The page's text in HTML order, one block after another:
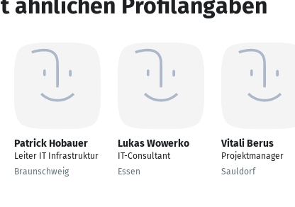
ähnlichen Profilangaben
Patrick Hobauer
Leiter IT Infrastruktur
Braunschweig
Lukas Wowerko
IT-Consultant
Essen
Vitali Berus
Projektmanager
Sauldorf